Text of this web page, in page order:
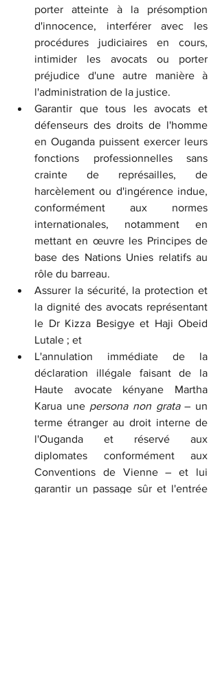
porter atteinte à la présomption
d'innocence, interférer avec les
procédures judiciaires en cours,
intimider les avocats ou porter
préjudice d'une autre manière à
l'administration de la justice.
Garantir que tous les avocats et
défenseurs des droits de l'homme
en Ouganda puissent exercer leurs
fonctions professionnelles sans
crainte de représailles, de
harcèlement ou d'ingérence indue,
conformément aux normes
internationales, notamment en
mettant en œuvre les Principes de
base des Nations Unies relatifs au
rôle du barreau.
Assurer la sécurité, la protection et
la dignité des avocats représentant
le Dr Kizza Besigye et Haji Obeid
Lutale ; et
L'annulation immédiate de la
déclaration illégale faisant de la
Haute avocate kényane Martha
Karua une persona non grata – un
terme étranger au droit interne de
l'Ouganda et réservé aux
diplomates conformément aux
Conventions de Vienne – et lui
garantir un passage sûr et l'entrée